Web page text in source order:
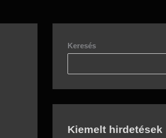
Keresés
Kiemelt hirdetések